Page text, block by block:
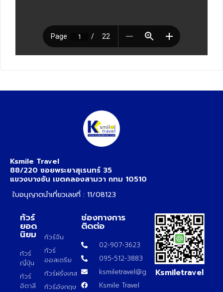
Ksmile Travel
88/220 ซอยพระยาสุเรนทร์ 35
แขวงบางชัน เขตคลองสามวา กทม 10510
ใบอนุญาตนำเที่ยวเลขที่ : 11/08123
ทัวร์
ยอด
นิยม
ทัวร์
ญี่ปุ่น
ทัวร์
อิตาลี
ทัวร์จีน
ทัวร์
ออสเตรีย
ทัวร์ฝรั่งเศส
ทัวร์อังกฤษ
ช่องทางการ
ติดต่อ
02-907-3623
095-512-3883
ksmiletravel@gmail.com
Ksmile Travel
Ksmiletravel